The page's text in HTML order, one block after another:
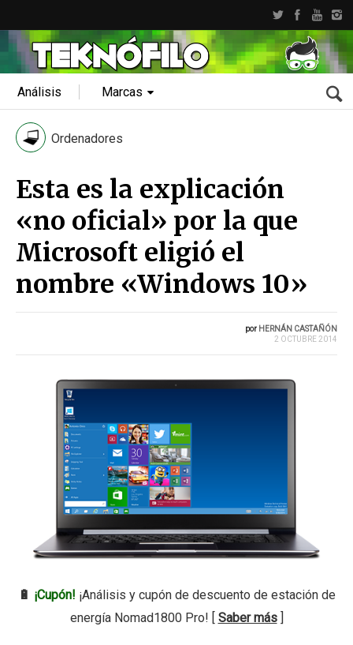
Análisis Marcas
Ordenadores
Esta es la explicación
«no oficial» por la que
Microsoft eligió el
nombre «Windows 10»
por HERNÁN CASTAÑÓN
2 OCTUBRE 2014
🔋 ¡Cupón! ¡Análisis y cupón de descuento de estación de
energía Nomad1800 Pro! [ Saber más]